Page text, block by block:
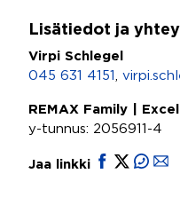
Lisätiedot ja
Virpi Schlegel
045 631 4151
REMAX Family |
y-tunnus: 2056911-4
Jaa linkki